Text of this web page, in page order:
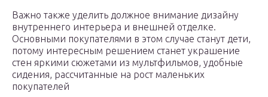
Важно также уделить должное внимание дизайну
внутреннего интерьера и внешней отделке.
Основными покупателями в этом случае станут дети,
потому интересным решением станет украшение
стен яркими сюжетами из мультфильмов, удобные
сидения, рассчитанные на рост маленьких
покупателей